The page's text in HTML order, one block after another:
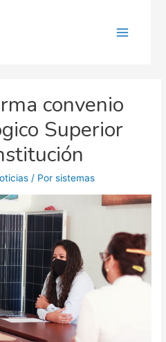
convenio
Superior
/ Porsistemas